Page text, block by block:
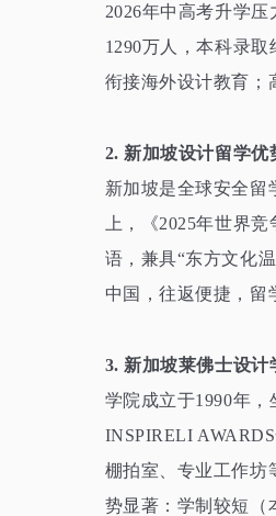
2026年中高考升学压
1290万人，本科录取
衔接海外设计教育；
2. 新加坡设计留学优
新加坡是全球安全留
上，《2025年世界竞
语，兼具“东方文化
中国，往返便捷，留
3. 新加坡莱佛士设计
学院成立于1990年，
INSPIRELI AWARDS
棚拍室、专业工作坊
势显著：学制较短（